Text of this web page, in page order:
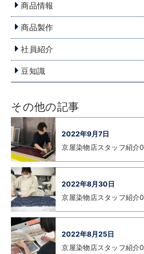
商品情報
商品製作
社員紹介
豆知識
その他の記事
2022年9月7日
京屋染物店スタッフ紹介
2022年8月30日
京屋染物店スタッフ紹介
2022年8月25日
京屋染物店スタッフ紹介